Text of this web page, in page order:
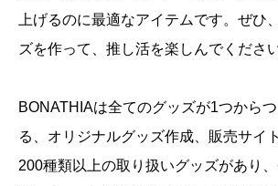
上げるのに最適なアイテムです。ぜひ
ズを作って、推し活を楽しんでください
BONATHIAは全てのグッズが1つから
る、オリジナルグッズ作成、販売サイ
200種類以上の取り扱いグッズがあり